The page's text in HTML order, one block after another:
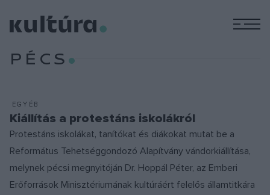
PÉCS
EGYÉB
Kiállítás a protestáns iskolákról
Protestáns iskolákat, tanítókat és diákokat mutat be a
Református Tehetséggondozó Alapítvány vándorkiállítása,
melynek pécsi megnyitóján Dr. Hoppál Péter, az Emberi
Erőforrások Minisztériumának kultúráért felelős államtitkára